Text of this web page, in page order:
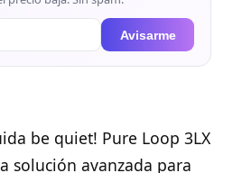
Avisarme
be quiet! Pure Loop 3LX
solución avanzada para